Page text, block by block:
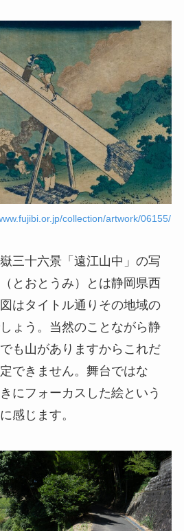
collection/artwork/06155/
三十六景「遠江山中」の写
とおとうみ）とは静岡県西
はタイトル通りその地域の
ょう。当然のことながら静
も山がありますからこれだ
できません。舞台ではな
にフォーカスした絵という
感じます。